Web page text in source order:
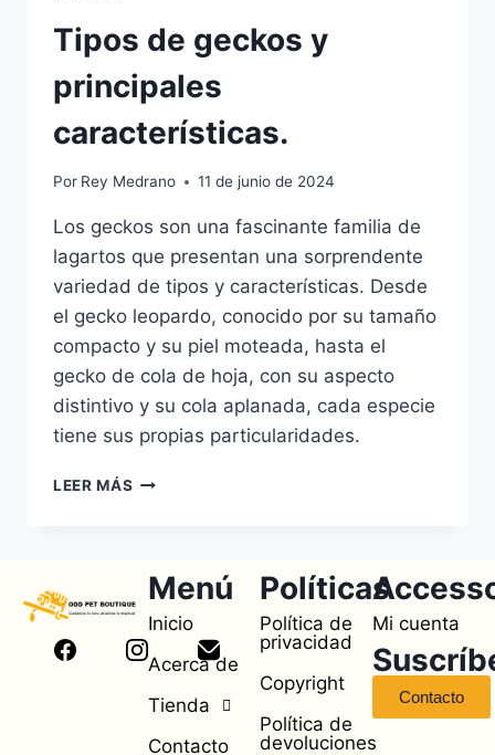
Tipos de geckos y
principales
características.
Por Rey Medrano 11 de junio de 2024
Los geckos son una fascinante familia de
lagartos que presentan una sorprendente
variedad de tipos y características. Desde
el gecko leopardo, conocido por su tamaño
compacto y su piel moteada, hasta el
gecko de cola de hoja, con su aspecto
distintivo y su cola aplanada, cada especie
tiene sus propias particularidades.
LEER MÁS
Menú
Inicio
Acerca de
Tienda
Contacto
Políticas
Política de
privacidad
Copyright
Política de
devoluciones
Mi cuenta
Contacto